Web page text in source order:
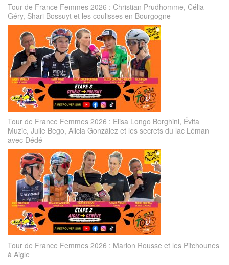
Tour de France Femmes 2026 : Christian Prudhomme, Célia
Géry, Shari Bossuyt et les coulisses en Bourgogne
Tour de France Femmes 2026 : Elisa Longo Borghini, Évita
Muzic, Julie Bego, Alicia González et les secrets du lac Léman
avec Dédé
Tour de France Femmes 2026 : Marion Rousse et les Pitchounes
à Aigle